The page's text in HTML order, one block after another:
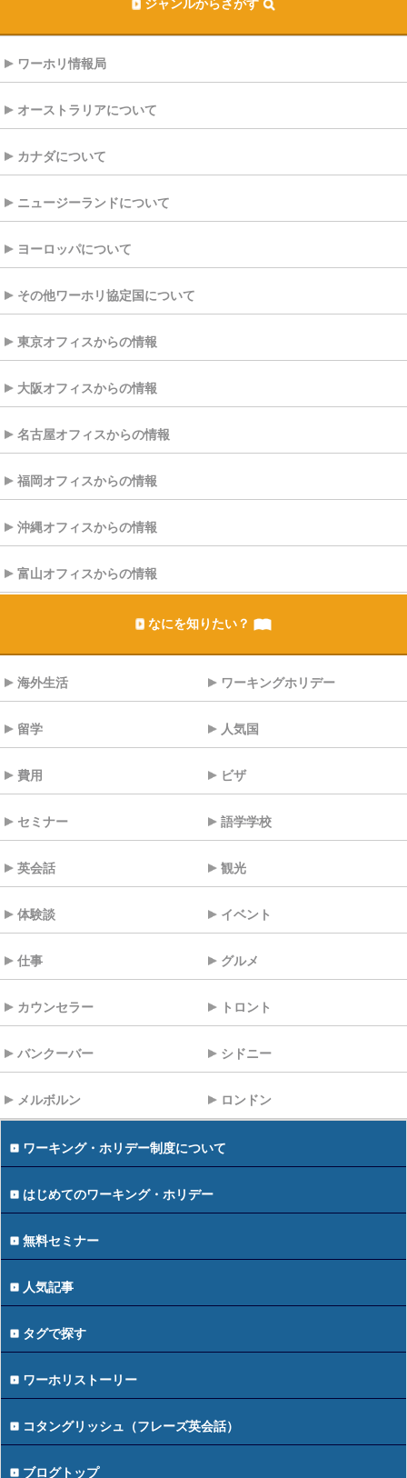
ジャンルからさがす
ワーホリ情報局
オーストラリアについて
カナダについて
ニュージーランドについて
ヨーロッパについて
その他ワーホリ協定国について
東京オフィスからの情報
大阪オフィスからの情報
名古屋オフィスからの情報
福岡オフィスからの情報
沖縄オフィスからの情報
富山オフィスからの情報
なにを知りたい？
海外生活 ワーキングホリデー
留学 人気国
費用 ビザ
セミナー 語学学校
英会話 観光
体験談 イベント
仕事 グルメ
カウンセラー トロント
バンクーバー シドニー
メルボルン ロンドン
ワーキング・ホリデー制度について
はじめてのワーキング・ホリデー
無料セミナー
人気記事
タグで探す
ワーホリストーリー
コタングリッシュ（フレーズ英会話）
ブログトップ